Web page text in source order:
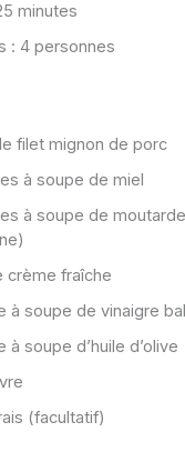
minutes
: 4 personnes
filet mignon de porc
à soupe de miel
à soupe de
crème fraîche
à soupe de vinaigre
à soupe d’huile d’olive
(facultatif)